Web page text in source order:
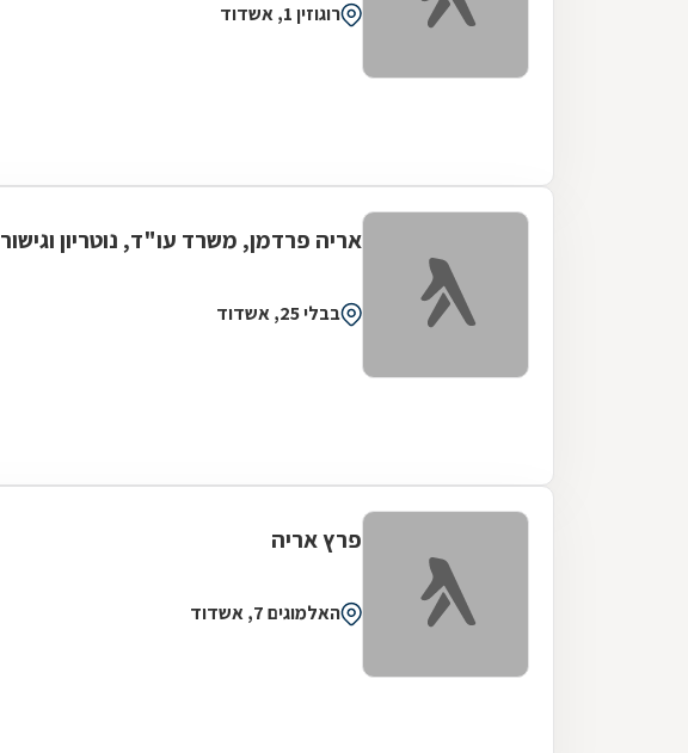
רוגוזין 1, אשדוד
אריה פרדמן, משרד עו"ד, נוטריון וגישור
בבלי 25, אשדוד
פרץ אריה
האלמוגים 7, אשדוד